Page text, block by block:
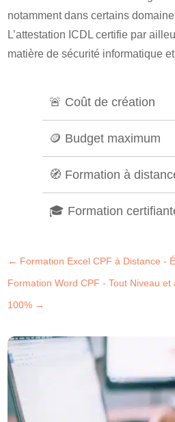
notamment dans certains
L’attestation ICDL certifie par
matière de sécurité informatique
🚨 Coût de création
🪙 Budget maximum
🧭 Formation à
🎓 Formation
← Formation Excel CPF à Distance -
Formation Word CPF - Tout Niveau
100% →